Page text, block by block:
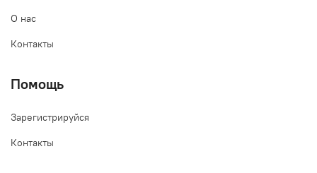
О нас
Контакты
Помощь
Зарегистрируйся
Контакты